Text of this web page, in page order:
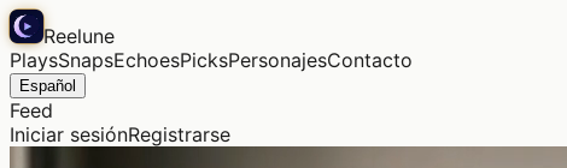
Reelune
PlaysSnapsEchoesPicksPersonajesContacto
Español
Feed
Iniciar sesiónRegistrarse